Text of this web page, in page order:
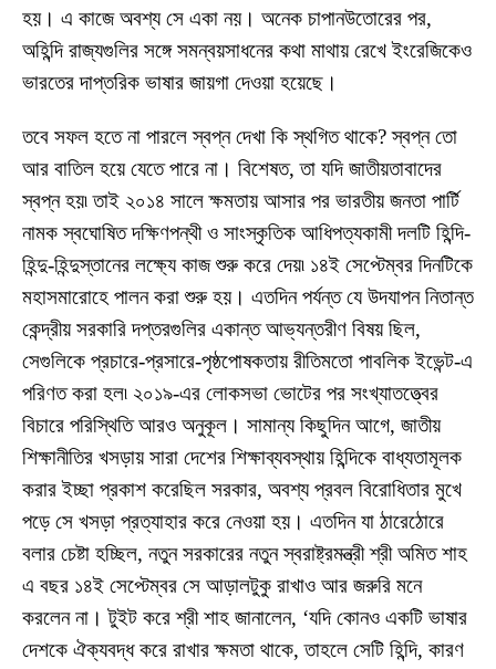
হয়। এ কাজে অবশ্য সে একা নয়। অনেক চাপানউতোরের পর,
অহিন্দি রাজ্যগুলির সঙ্গে সমন্বয়সাধনের কথা মাথায় রেখে ইংরেজিকেও
ভারতের দাপ্তরিক ভাষার জায়গা দেওয়া হয়েছে।
তবে সফল হতে না পারলে স্বপ্ন দেখা কি স্থগিত থাকে? স্বপ্ন তো
আর বাতিল হয়ে যেতে পারে না। বিশেষত, তা যদি জাতীয়তাবাদের
স্বপ্ন হয়৷ তাই ২০১৪ সালে ক্ষমতায় আসার পর ভারতীয় জনতা পার্টি
নামক স্বঘোষিত দক্ষিণপন্থী ও সাংস্কৃতিক আধিপত্যকামী দলটি হিন্দি-
হিন্দু-হিন্দুস্তানের লক্ষ্যে কাজ শুরু করে দেয়৷ ১৪ই সেপ্টেম্বর দিনটিকে
মহাসমারোহে পালন করা শুরু হয়। এতদিন পর্যন্ত যে উদযাপন নিতান্ত
কেন্দ্রীয় সরকারি দপ্তরগুলির একান্ত আভ্যন্তরীণ বিষয় ছিল,
সেগুলিকে প্রচারে-প্রসারে-পৃষ্ঠপোষকতায় রীতিমতো পাবলিক ইভেন্ট-এ
পরিণত করা হল৷ ২০১৯-এর লোকসভা ভোটের পর সংখ্যাতত্ত্বের
বিচারে পরিস্থিতি আরও অনুকূল। সামান্য কিছুদিন আগে, জাতীয়
শিক্ষানীতির খসড়ায় সারা দেশের শিক্ষাব্যবস্থায় হিন্দিকে বাধ্যতামূলক
করার ইচ্ছা প্রকাশ করেছিল সরকার, অবশ্য প্রবল বিরোধিতার মুখে
পড়ে সে খসড়া প্রত্যাহার করে নেওয়া হয়। এতদিন যা ঠারেঠোরে
বলার চেষ্টা হচ্ছিল, নতুন সরকারের নতুন স্বরাষ্ট্রমন্ত্রী শ্রী অমিত শাহ
এ বছর ১৪ই সেপ্টেম্বর সে আড়ালটুকু রাখাও আর জরুরি মনে
করলেন না। টুইট করে শ্রী শাহ জানালেন, ‘যদি কোনও একটি ভাষার
দেশকে ঐক্যবদ্ধ করে রাখার ক্ষমতা থাকে, তাহলে সেটি হিন্দি, কারণ